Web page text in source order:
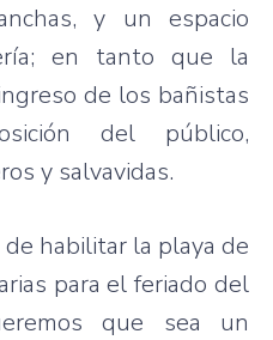
y un espacio
en tanto que la
de los bañistas
del público,
y salvavidas.
habilitar la playa de
para el feriado del
que sea un